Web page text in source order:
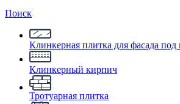
Поиск
Клинкерная плитка для фасада
Клинкерный кирпич
Тротуарная плитка